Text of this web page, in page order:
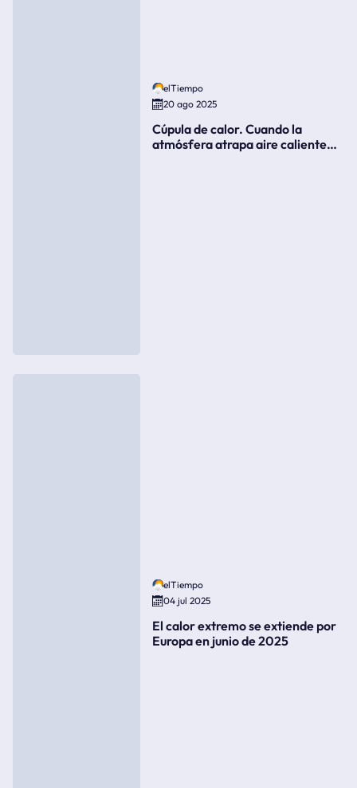
elTiempo
20 ago 2025
Cúpula de calor. Cuando la
atmósfera atrapa aire caliente
elTiempo
04 jul 2025
El calor extremo se extiende por
Europa en junio de 2025